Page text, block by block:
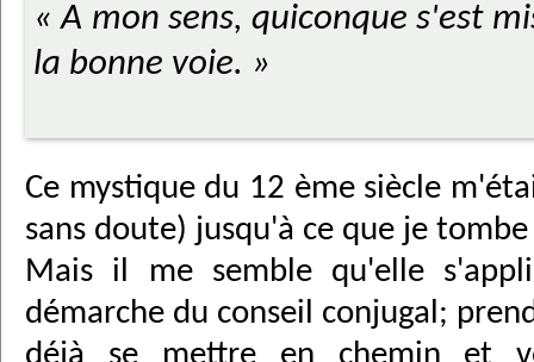
« A mon sens, quiconque s'est
la bonne voie. »
Ce mystique du 12 ème siècle
sans doute) jusqu'à ce que je
Mais il me semble qu'elle
démarche du conseil conjugal;